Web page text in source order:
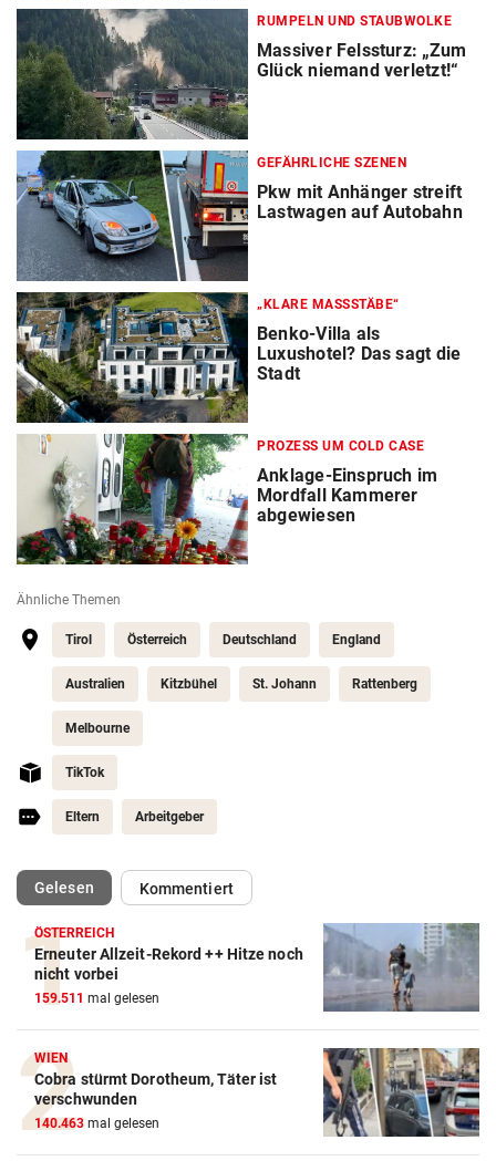
RUMPELN UND STAUBWOLKE
Massiver Felssturz: „Zum
Glück niemand verletzt!“
GEFÄHRLICHE SZENEN
Pkw mit Anhänger streift
Lastwagen auf Autobahn
„KLARE MASSSTÄBE“
Benko-Villa als
Luxushotel? Das sagt die
Stadt
PROZESS UM COLD CASE
Anklage-Einspruch im
Mordfall Kammerer
abgewiesen
Ähnliche Themen
Tirol Österreich Deutschland England
Australien Kitzbühel St. Johann Rattenberg
Melbourne
TikTok
Eltern Arbeitgeber
Gelesen(ausgewählt)Kommentiert
ÖSTERREICH
Erneuter Allzeit-Rekord ++ Hitze noch
nicht vorbei
159.511 mal gelesen
WIEN
Cobra stürmt Dorotheum, Täter ist
verschwunden
140.463 mal gelesen